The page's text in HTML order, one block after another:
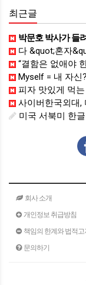
최근글
박문호 박사가 들려주는 과학사 속 결정적 순간
다 &quot;혼자&quot;로 외
“결함은 없애야 한다고?” 양자 연구자가 밝힌 신비: 없애
Myself = 내 자신
피자 맛있게 먹
사이버한국외대, 미국 첫 교육
미국 서북미 한글학
회사 소개
개인정보 취급방침
책임의 한계와 법적고
문의하기